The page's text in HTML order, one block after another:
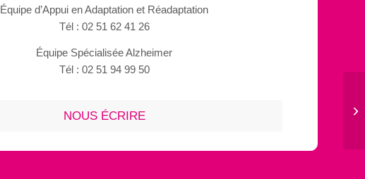
Équipe d’Appui en Adaptation et Réadaptation
Tél : 02 51 62 41 26
Équipe Spécialisée Alzheimer
Tél : 02 51 94 99 50
NOUS ÉCRIRE